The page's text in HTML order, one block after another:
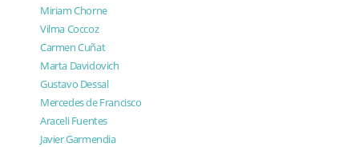
Miriam Chorne
Vilma Coccoz
Carmen Cuñat
Marta Davidovich
Gustavo Dessal
Mercedes de Francisco
Araceli Fuentes
Javier Garmendia